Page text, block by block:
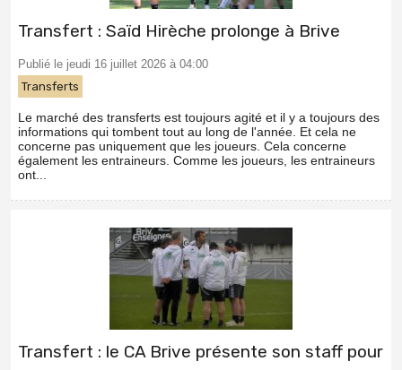
Transfert : Saïd Hirèche prolonge à Brive
Publié le jeudi 16 juillet 2026 à 04:00
Transferts
Le marché des transferts est toujours agité et il y a toujours des
informations qui tombent tout au long de l'année. Et cela ne
concerne pas uniquement que les joueurs. Cela concerne
également les entraineurs. Comme les joueurs, les entraineurs
ont...
Transfert : le CA Brive présente son staff pour